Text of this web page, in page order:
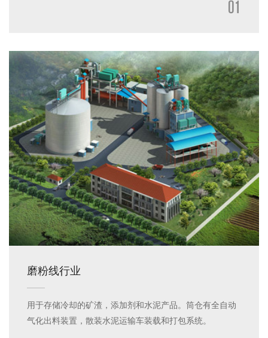
01
磨粉线行业
用于存储冷却的矿渣，添加剂和水泥产品。筒仓有全自动
气化出料装置，散装水泥运输车装载和打包系统。